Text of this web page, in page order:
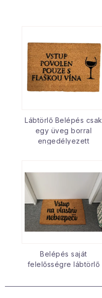
Lábtörlő Belépés csak
egy üveg borral
engedélyezett
Belépés saját
felelősségre lábtörlő